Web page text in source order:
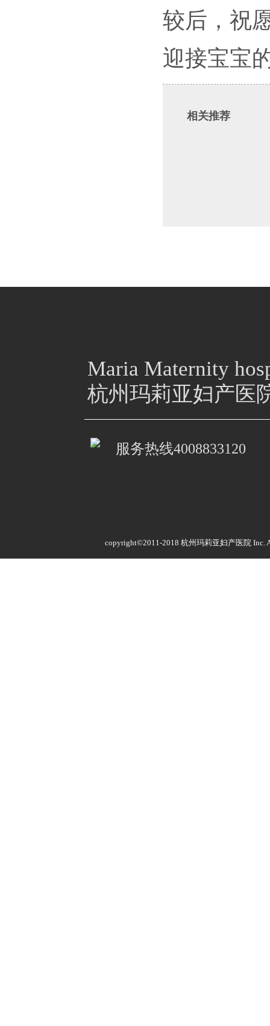
较后，祝
迎接宝宝
相关推荐
Maria Maternity
杭州玛莉亚妇产医
服务热线4008833120
copyright©2011-2018 杭州玛莉亚妇产医院 Inc.